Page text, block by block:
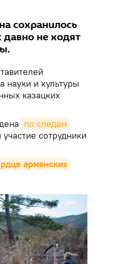
сохранилось
не ходят
науки и культуры
казацких
по следам
сотрудники
армянских